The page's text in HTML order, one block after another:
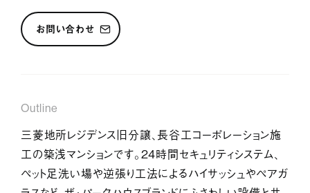
お問い合わせ
Outline
三菱地所レジデンス旧分譲、長谷工コーポレーション施
工の築浅マンションです。24時間セキュリティシステム、
ペット足洗い場や逆張り工法によるハイサッシュやペアガ